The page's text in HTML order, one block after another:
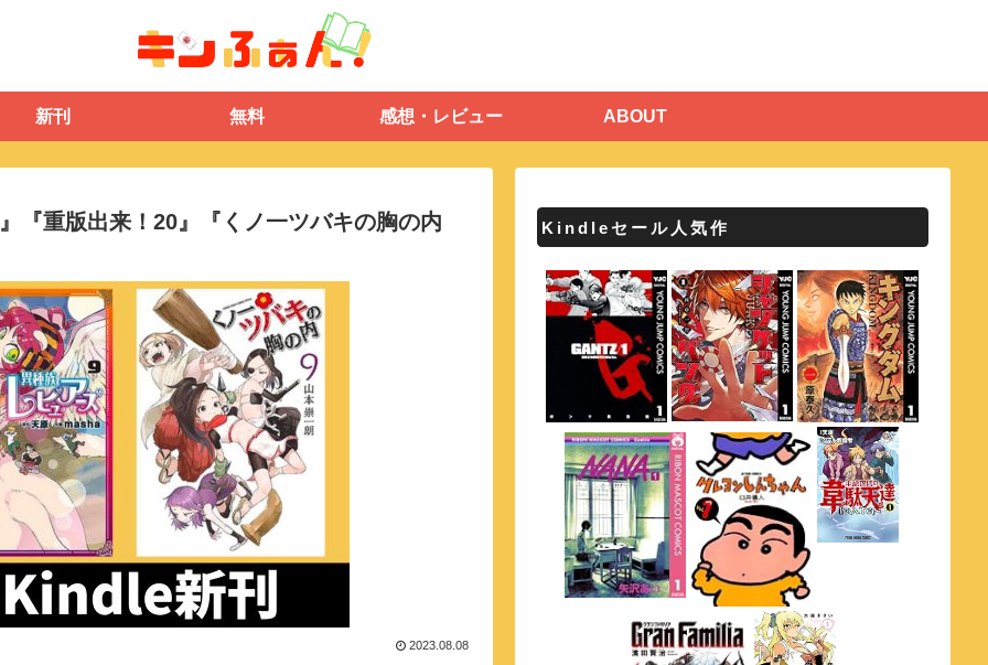
新刊 無料 感想・レビュー ABOUT
『重版出来！20』『くノ一ツバキの胸の内
2023.08.08
Kindleセール人気作